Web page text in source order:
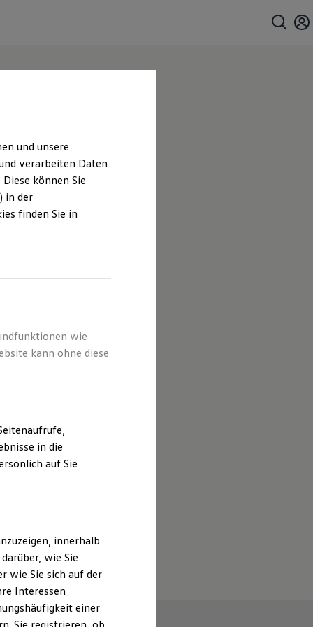
und unsere
verarbeiten Daten
können Sie
in der
finden Sie in
wie
kann ohne diese
in die
auf Sie
innerhalb
wie Sie
wie Sie sich auf der
Interessen
einer
Sie registrieren, ob